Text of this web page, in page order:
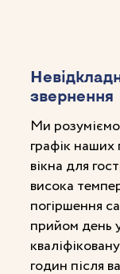
Ми
графік наших
вікна для
висока
погіршення
прийом день
годин після
звернення